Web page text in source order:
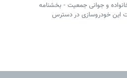
و جوانی جمعیت - بخشنامه
این خودروسازی در دسترس